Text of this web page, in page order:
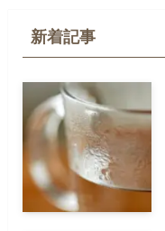
新着記事